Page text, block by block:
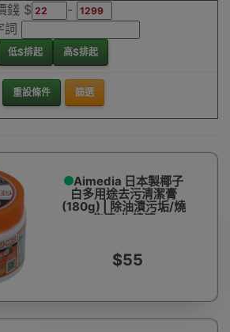
錢 $
-
詞
低$排起 高$排起
重設條件 篩選
Aimedia 日本製椰子
白多用途去污清潔膏
(180g) | 除油漬污垢/燒
焦漬/生鏽漬
$55